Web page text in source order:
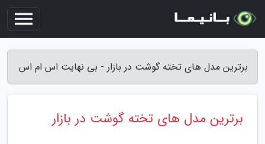
برترین مدل های تخته گوشت در بازار - بی نهایت اس ام اس
برترین مدل های تخته گوشت در بازار